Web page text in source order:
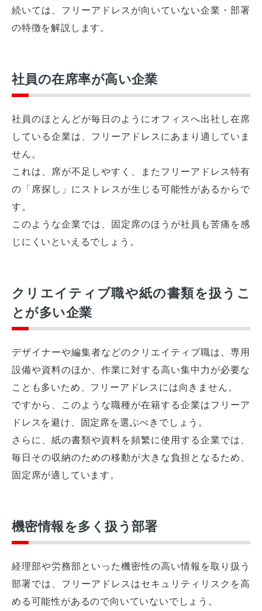
続いては、フリーアドレスが向いていない企業・部署
の特徴を解説します。
社員の在席率が高い企業
社員のほとんどが毎日のようにオフィスへ出社し在席
している企業は、フリーアドレスにあまり適していま
せん。
これは、席が不足しやすく、またフリーアドレス特有
の「席探し」にストレスが生じる可能性があるからで
す。
このような企業では、固定席のほうが社員も苦痛を感
じにくいといえるでしょう。
クリエイティブ職や紙の書類を扱うこ
とが多い企業
デザイナーや編集者などのクリエイティブ職は、専用
設備や資料のほか、作業に対する高い集中力が必要な
ことも多いため、フリーアドレスには向きません。
ですから、このような職種が在籍する企業はフリーア
ドレスを避け、固定席を選ぶべきでしょう。
さらに、紙の書類や資料を頻繁に使用する企業では、
毎日その収納のための移動が大きな負担となるため、
固定席が適しています。
機密情報を多く扱う部署
経理部や労務部といった機密性の高い情報を取り扱う
部署では、フリーアドレスはセキュリティリスクを高
める可能性があるので向いていないでしょう。